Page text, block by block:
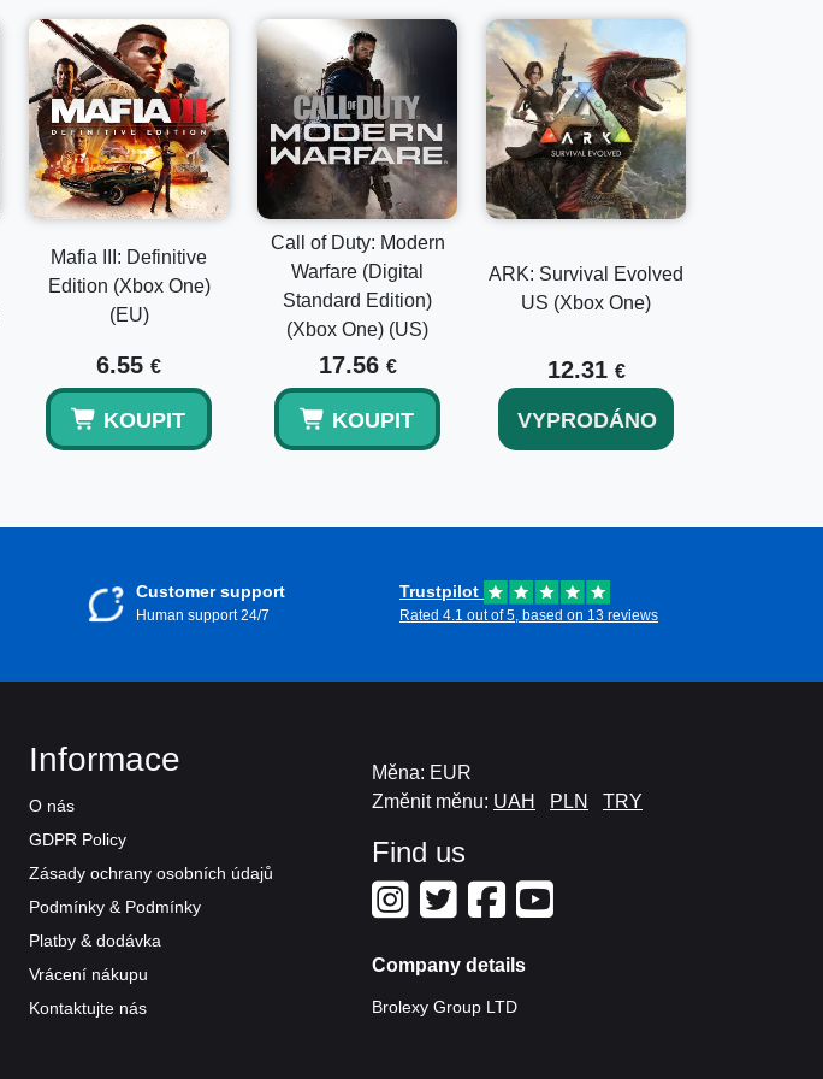
Mafia III: Definitive
Edition (Xbox One)
(EU)
6.55 €
KOUPIT
Call of Duty: Modern
Warfare (Digital
Standard Edition)
(Xbox One) (US)
17.56 €
KOUPIT
ARK: Survival Evolved
US (Xbox One)
12.31 €
VYPRODÁNO
Customer support
Human support 24/7
Trustpilot
Rated 4.1 out of 5, based on 13 reviews
Informace
O nás
GDPR Policy
Zásady ochrany osobních údajů
Podmínky & Podmínky
Platby & dodávka
Vrácení nákupu
Kontaktujte nás
Měna: EUR
Změnit měnu: UAH PLN TRY
Find us
Company details
Brolexy Group LTD